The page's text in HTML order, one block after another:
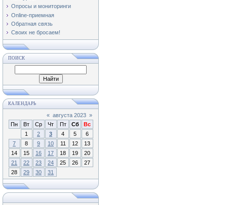
Опросы и мониторинги
Online-приемная
Обратная связь
Своих не бросаем!
ПОИСК
КАЛЕНДАРЬ
« августа 2023 »
Пн
Вт Ср Чт Пт Сб
Вс
1
2 3 4 5
6
7
8 9 10 11 12
13
14
15 16 17 18 19
20
21
22 23 24 25 26
27
28
29 30 31